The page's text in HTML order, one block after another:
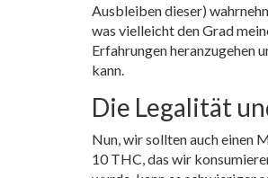
Ausbleiben dieser)
was vielleicht den Grad
Erfahrungen heranzugehen
kann.
Die Legalität
Nun, wir sollten auch einen
10 THC, das wir